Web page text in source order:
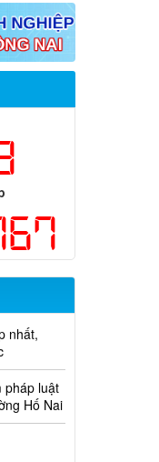
viên
và cá
khoa
sử
thực
triển
định kỳ
nhất mỗi
địa bàn
luật
Hố Nai